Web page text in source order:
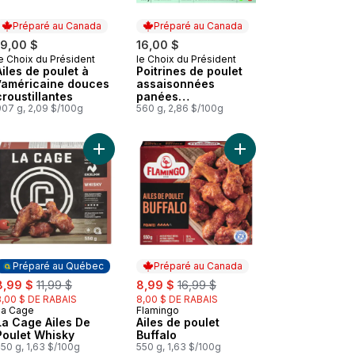
Préparé au Canada
$
au Canada
Choix du Président
de poulet à
douces
g, 2,09 $/100g
Préparé au Canada
16,00 $
Préparé au Canada
le Choix du Président
Poitrines de poulet
assaisonnées
panées
croustillantes au
560 g, 2,86 $/100g
au panier
de poulet saveur miel et ail douces au panier
Préparé au Québec
$ , formerly:
11,99 $
$ DE RABAIS
au Québec
Cage
Cage Ailes De
Whisky
g, 1,63 $/100g
Ajouter La Cage Ailes De Poulet Whisky au
Préparé au Canada
sale:
8,99 $ , formerly:
16,99 $
8,00 $ DE RABAIS
Préparé au Canada
Flamingo
Ailes de poulet
Buffalo
550 g, 1,63 $/100g
Ajouter Ailes de